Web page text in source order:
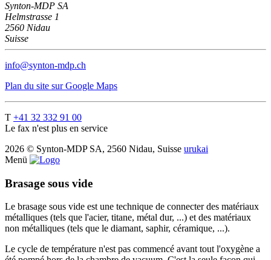
Synton-MDP SA
Helmstrasse 1
2560 Nidau
Suisse
info@synton-mdp.ch
Plan du site sur Google Maps
T +41 32 332 91 00
Le fax n'est plus en service
2026 © Synton-MDP SA, 2560 Nidau, Suisse urukai
Menü
Brasage sous vide
Le brasage sous vide est une technique de connecter des matériaux
métalliques (tels que l'acier, titane, métal dur, ...) et des matériaux
non métalliques (tels que le diamant, saphir, céramique, ...).
Le cycle de température n'est pas commencé avant tout l'oxygène a